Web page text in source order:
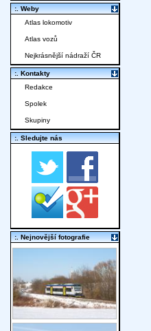
:. Weby
Atlas lokomotiv
Atlas vozů
Nejkrásnější nádraží ČR
:. Kontakty
Redakce
Spolek
Skupiny
:. Sledujte nás
:. Nejnovější fotografie